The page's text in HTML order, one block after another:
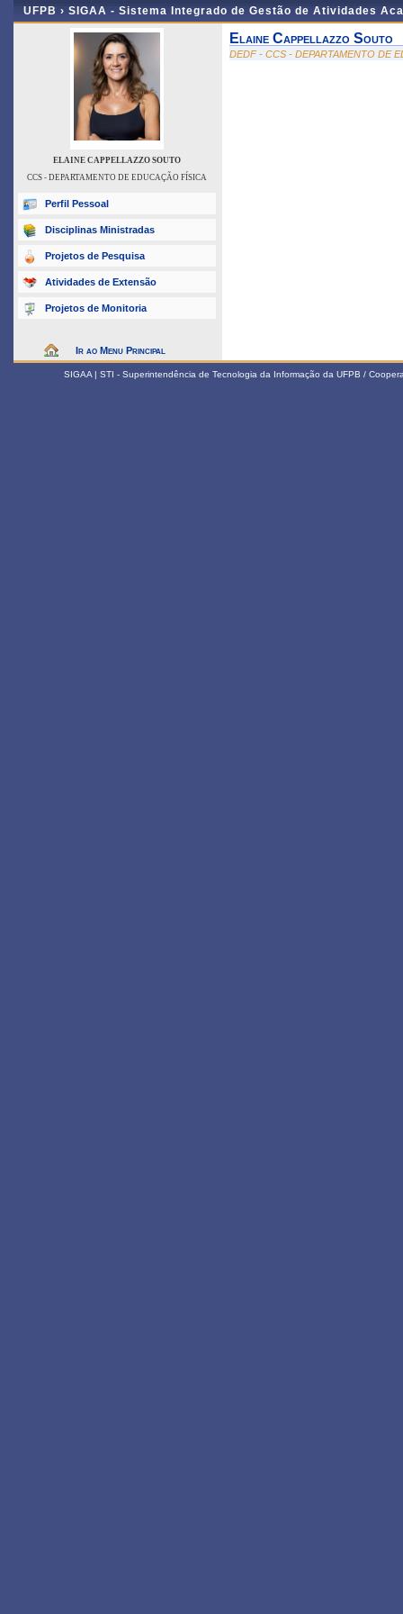
UFPB › SIGAA - Sistema Integrado de Gestão de Atividades
ELAINE CAPPELLAZZO SOUTO
CCS - DEPARTAMENTO DE EDUCAÇÃO FÍSICA
Perfil Pessoal
Disciplinas Ministradas
Projetos de Pesquisa
Atividades de Extensão
Projetos de Monitoria
Ir ao Menu Principal
Elaine Cappellazzo Souto
DEDF - CCS - DEPARTAMENTO DE
SIGAA | STI - Superintendência de Tecnologia da Informação da UFPB /